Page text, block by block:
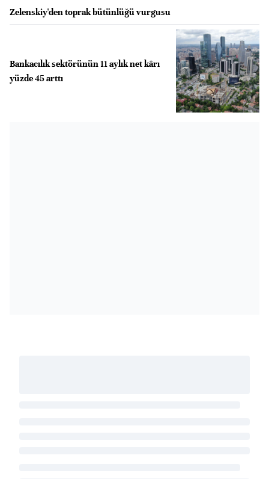
Zelenskiy'den toprak bütünlüğü vurgusu
Bankacılık sektörünün 11 aylık net kârı
yüzde 45 arttı